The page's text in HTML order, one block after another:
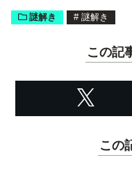
謎解き # 謎解き
この記
この